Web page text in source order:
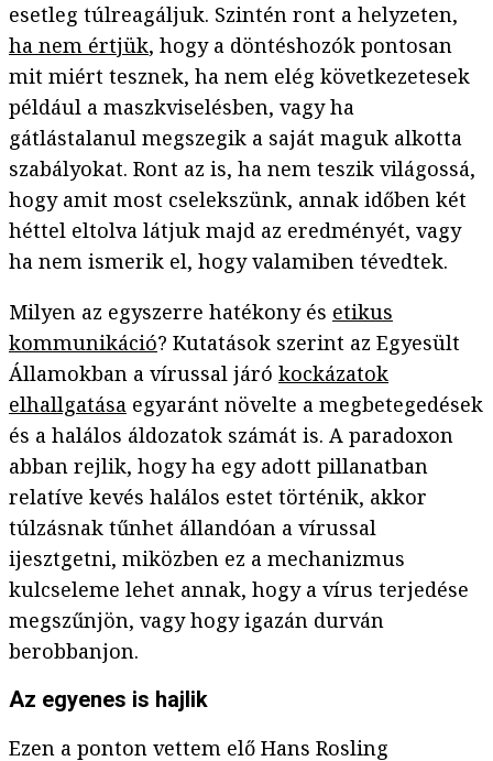
esetleg túlreagáljuk. Szintén ront a helyzeten,
ha nem értjük, hogy a döntéshozók pontosan
mit miért tesznek, ha nem elég következetesek
például a maszkviselésben, vagy ha
gátlástalanul megszegik a saját maguk alkotta
szabályokat. Ront az is, ha nem teszik világossá,
hogy amit most cselekszünk, annak időben két
héttel eltolva látjuk majd az eredményét, vagy
ha nem ismerik el, hogy valamiben tévedtek.
Milyen az egyszerre hatékony és etikus
kommunikáció? Kutatások szerint az Egyesült
Államokban a vírussal járó kockázatok
elhallgatása egyaránt növelte a megbetegedések
és a halálos áldozatok számát is. A paradoxon
abban rejlik, hogy ha egy adott pillanatban
relatíve kevés halálos estet történik, akkor
túlzásnak tűnhet állandóan a vírussal
ijesztgetni, miközben ez a mechanizmus
kulcseleme lehet annak, hogy a vírus terjedése
megszűnjön, vagy hogy igazán durván
berobbanjon.
Az egyenes is hajlik
Ezen a ponton vettem elő Hans Rosling